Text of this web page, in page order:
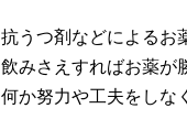
抗うつ剤などによるお
飲みさえすればお薬が
何か努力や工夫をしな